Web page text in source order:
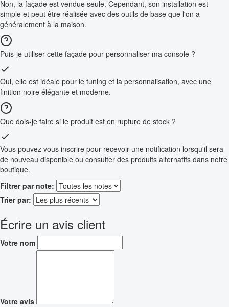
Non, la façade est vendue seule. Cependant, son installation est
simple et peut être réalisée avec des outils de base que l'on a
généralement à la maison.
Puis-je utiliser cette façade pour personnaliser ma console ?
Oui, elle est idéale pour le tuning et la personnalisation, avec une
finition noire élégante et moderne.
Que dois-je faire si le produit est en rupture de stock ?
Vous pouvez vous inscrire pour recevoir une notification lorsqu'il sera
de nouveau disponible ou consulter des produits alternatifs dans notre
boutique.
Filtrer par note:
Trier par:
Écrire un avis client
Votre nom
Votre avis